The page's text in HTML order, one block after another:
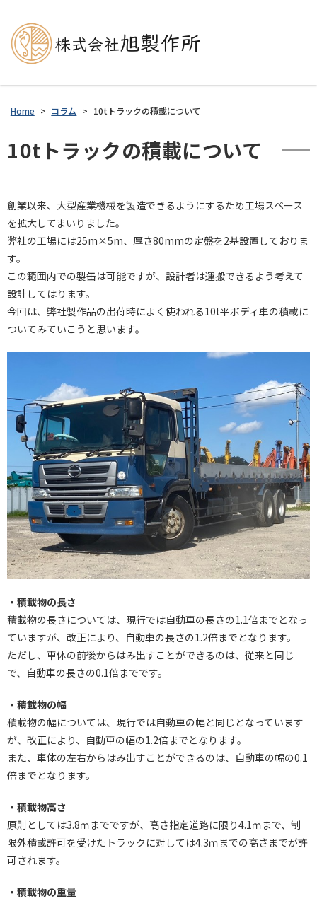
Home > コラム > 10tトラックの積載について
10tトラックの積載について
創業以来、大型産業機械を製造できるようにするため工場スペース
を拡大してまいりました。
弊社の工場には25m×5m、厚さ80mmの定盤を2基設置しておりま
す。
この範囲内での製缶は可能ですが、設計者は運搬できるよう考えて
設計してはります。
今回は、弊社製作品の出荷時によく使われる10t平ボディ車の積載に
ついてみていこうと思います。
・積載物の長さ
積載物の長さについては、現行では自動車の長さの1.1倍までとなっ
ていますが、改正により、自動車の長さの1.2倍までとなります。
ただし、車体の前後からはみ出すことができるのは、従来と同じ
で、自動車の長さの0.1倍までです。
・積載物の幅
積載物の幅については、現行では自動車の幅と同じとなっています
が、改正により、自動車の幅の1.2倍までとなります。
また、車体の左右からはみ出すことができるのは、自動車の幅の0.1
倍までとなります。
・積載物高さ
原則としては3.8ｍまでですが、高さ指定道路に限り4.1ｍまで、制
限外積載許可を受けたトラックに対しては4.3ｍまでの高さまでが許
可されます。
・積載物の重量